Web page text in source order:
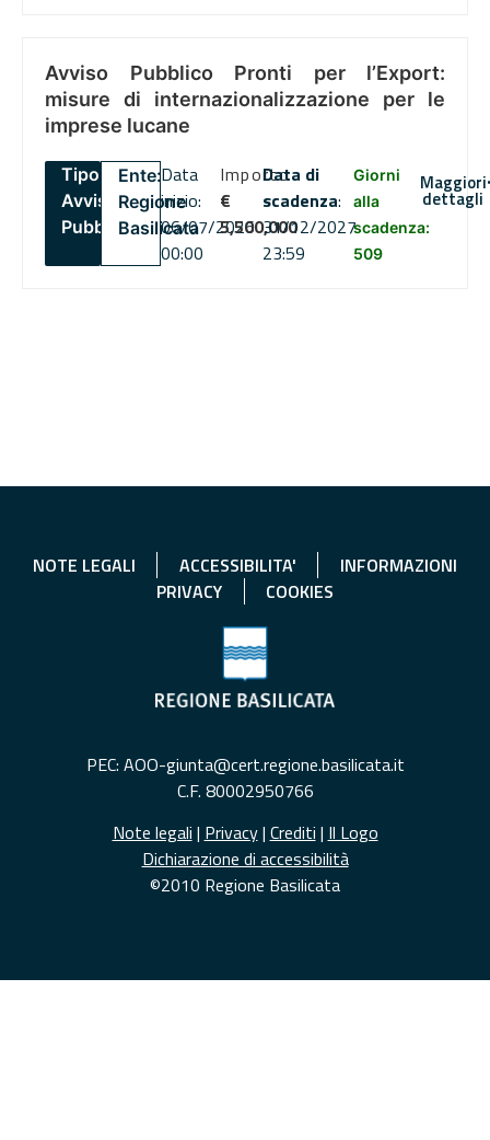
Avviso Pubblico Pronti per l’Export:
misure di internazionalizzazione per le
imprese lucane
Tipo:
Avviso
Pubblico
Ente:
Regione
Basilicata
Data
inizio:
06/07/2026
00:00
Importo
€
5,500,000
Data di
scadenza:
31/12/2027
23:59
Giorni
alla
scadenza:
509
Maggiori
dettagli
NOTE LEGALI ACCESSIBILITA'
INFORMAZIONI
PRIVACY
COOKIES
PEC: AOO-giunta@cert.regione.basilicata.it
C.F. 80002950766
Note legali | Privacy| Crediti | Il Logo
Dichiarazione di accessibilità
©2010 Regione Basilicata